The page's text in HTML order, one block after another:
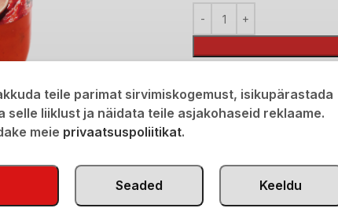
KAAL
MÕÕTMED
teile parimat sirvimiskogemust, isikupärastada
selle liiklust ja näidata teile asjakohaseid reklaame.
meie privaatsuspoliitikat.
Seaded Keeldu